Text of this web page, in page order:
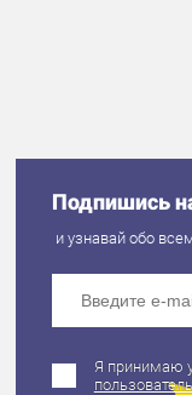
Подпишись
и узнавай обо
Я принимаю